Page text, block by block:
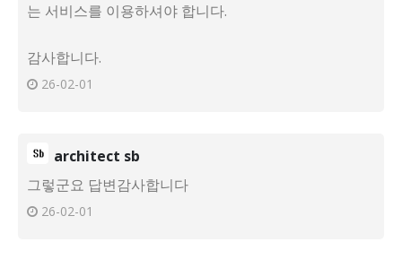
는 서비스를 이용하셔야 합니다.
감사합니다.
26-02-01
architect sb
그렇군요 답변감사합니다
26-02-01